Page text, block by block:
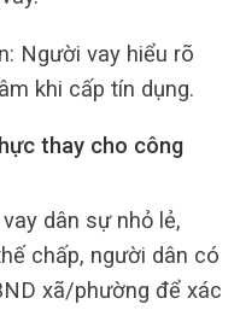
Người vay hiểu rõ
khi cấp tín dụng.
thay cho công
dân sự nhỏ lẻ,
chấp, người dân có
xã/phường để xác